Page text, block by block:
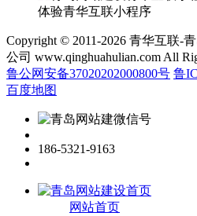
体验青华互联小程序
Copyright © 2011-2026 青华互联-
公司 www.qinghuahulian.com All
鲁公网安备37020202000800号 鲁
百度地图
186-5321-9163
网站首页